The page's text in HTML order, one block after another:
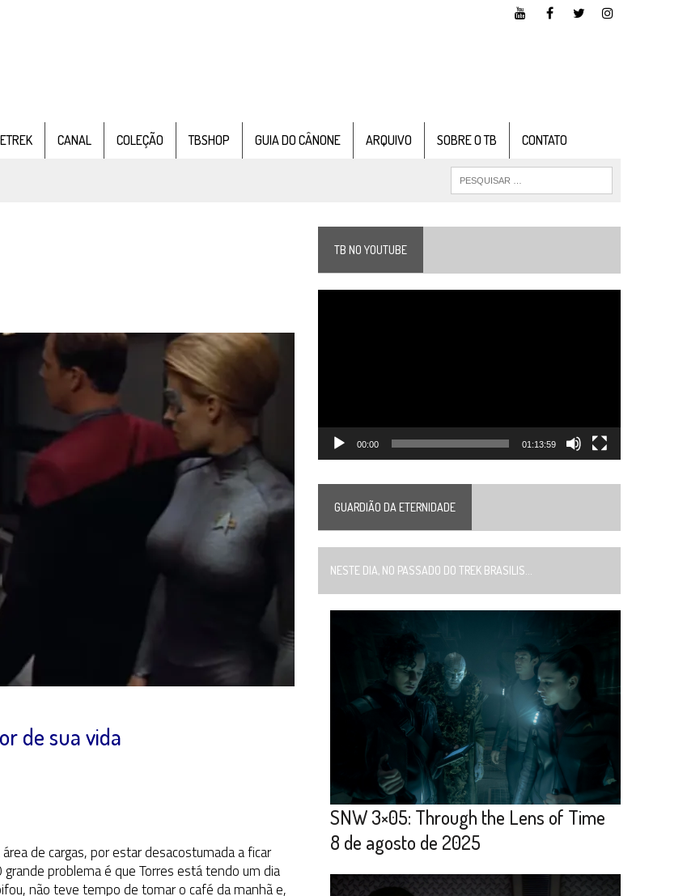
CANAL COLEÇÃO TBSHOP GUIA DO CÂNONE ARQUIVO SOBRE O TB CONTATO
STRANGE NEW WORDS
FÃS AXANAR HORAS APÓS ESTREIA
INCIDENT” (4×02)
ERA NA SDCC
SOBRE DIFERENTES PONTOS DE VISTA
SOBRE PATERNIDADE
de sua vida
de cargas, por estar desacostumada a ficar
grande problema é que Torres está tendo um dia
não teve tempo de tomar o café da manhã e,
TB NO YOUTUBE
00:00 01:13:59
GUARDIÃO DA ETERNIDADE
NESTE DIA, NO PASSADO DO TREK BRASILIS...
SNW 3×05: Through the Lens of Time
8 de agosto de 2025